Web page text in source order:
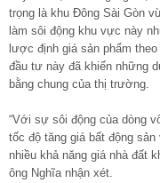
trọng là khu Đông Sài Gòn
làm sôi động khu vực này
lược định giá sản phẩm
đầu tư này đã khiến những
bằng chung của thị trường.
“Với sự sôi động của dòng
tốc độ tăng giá bất động
nhiều khả năng giá nhà đất
ông Nghĩa nhận xét.